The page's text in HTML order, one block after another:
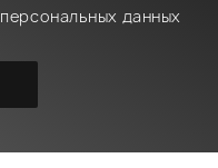
персональных данных